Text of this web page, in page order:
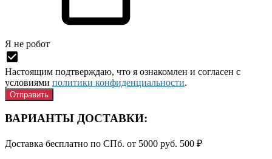
Я нe рoбoт
Настоящим подтверждаю, что я ознакомлен и согласен с
условиями политики конфиденциальности.
ВАРИАНТЫ ДОСТАВКИ:
Доставка бесплатно по СПб. от 5000 руб. 500 ₽